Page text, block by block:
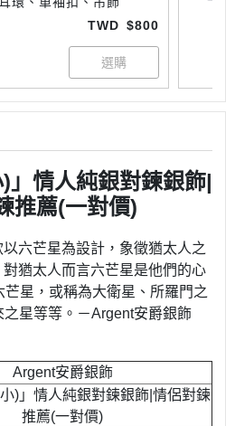
TWD $800
)」情人純銀對鍊銀飾|
推薦(一對價)
以六芒星為設計，象徵猶太人之
猶太人而言六芒星是他們的心
星，或稱為大衛星、所羅門之
星等等。－Argent安爵銀飾
Argent安爵銀飾
小)」情人純銀對鍊銀飾|情侶對鍊
推薦(一對價)